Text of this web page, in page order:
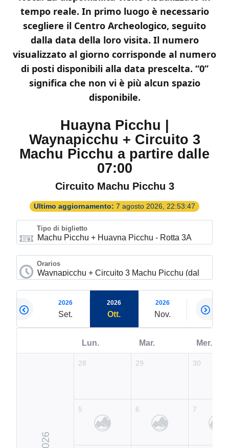
tempo reale. In primo luogo è necessario
scegliere il Centro Archeologico, seguito
dalla data della loro visita. Il numero
visualizzato al giorno corrisponde al numero
di posti disponibili alla data prescelta. “0”
significa che non vi è più alcun spazio
disponibile.
Huayna Picchu |
Waynapicchu + Circuito 3
Machu Picchu a partire dalle
07:00
Circuito Machu Picchu 3
Ultimo aggiornamento: 7 agosto 2026, 22:53:47
Tipo di biglietto
Orarios
Ago.
2026
Set.
2026
Ott.
2026
Nov. Dic.
Lun.
28
5
Mar.
29
6
Mer.
30
7